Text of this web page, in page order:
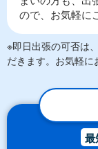
ので、お気軽に
※即日出張の可否は
だきます。お気軽に
最